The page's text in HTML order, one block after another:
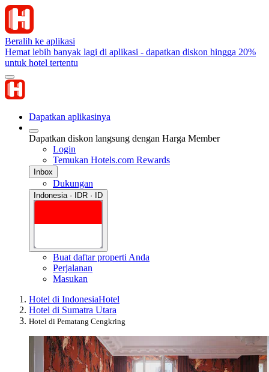
Beralih ke aplikasi
Hemat lebih banyak lagi di aplikasi - dapatkan diskon hingga 20%
untuk hotel tertentu
Dapatkan aplikasinya
Dapatkan diskon langsung dengan Harga Member
Login
Temukan Hotels.com Rewards
Inbox
Dukungan
Indonesia · IDR · ID
Buat daftar properti Anda
Perjalanan
Masukan
Hotel di IndonesiaHotel
Hotel di Sumatra Utara
Hotel di Pematang Cengkring